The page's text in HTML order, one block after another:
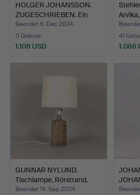
HOLGER JOHANSSON.
ZUGESCHRIEBEN. Ein
Westa…
Beendet 6. Dez 2024
11 Gebote
1.108 USD
41
1.066
GUNNAR NYLUND.
Tischlampe, Rörstrand.
Beendet 14. Sep 2024